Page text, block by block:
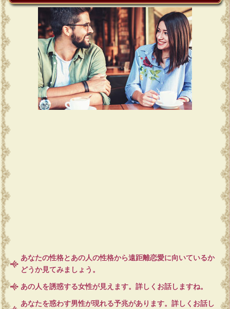
あなたの性格とあの人の性格から遠距離恋愛に向いているか
どうか見てみましょう。
あの人を誘惑する女性が見えます。詳しくお話しますね。
あなたを惑わす男性が現れる予兆があります。詳しくお話し